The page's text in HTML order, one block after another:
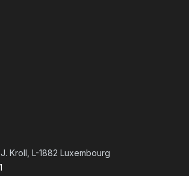
Kroll, L-1882 Luxembourg